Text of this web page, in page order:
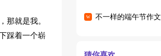
那就是我。
踩着一个崭
不一样的端午节作文